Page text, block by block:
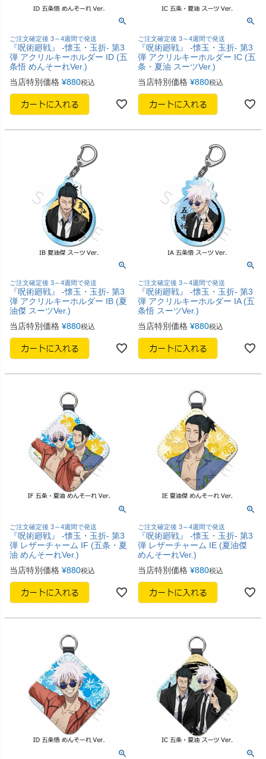
ご注文確定後 3～4週間で発送
『呪術廻戦』 -懐玉・玉折- 第3
弾 アクリルキーホルダー ID (五
条悟 めんそーれVer.)
当店特別価格 ¥880税込
ご注文確定後 3～4週間で発送
『呪術廻戦』 -懐玉・玉折- 第3
弾 アクリルキーホルダー IC (五
条・夏油 スーツVer.)
当店特別価格 ¥880税込
ご注文確定後 3～4週間で発送
『呪術廻戦』 -懐玉・玉折- 第3
弾 アクリルキーホルダー IB (夏
油傑 スーツVer.)
当店特別価格 ¥880税込
ご注文確定後 3～4週間で発送
『呪術廻戦』 -懐玉・玉折- 第3
弾 アクリルキーホルダー IA (五
条悟 スーツVer.)
当店特別価格 ¥880税込
ご注文確定後 3～4週間で発送
『呪術廻戦』 -懐玉・玉折- 第3
弾 レザーチャーム IF (五条・夏
油 めんそーれVer.)
当店特別価格 ¥880税込
ご注文確定後 3～4週間で発送
『呪術廻戦』 -懐玉・玉折- 第3
弾 レザーチャーム IE (夏油傑
めんそーれVer.)
当店特別価格 ¥880税込